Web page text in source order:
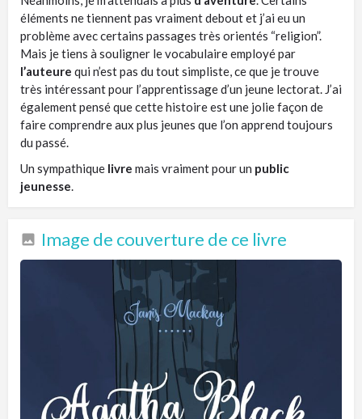
éléments ne tiennent pas vraiment debout et j’ai eu un
problème avec certains passages très orientés “religion”.
Mais je tiens à souligner le vocabulaire employé par
l’auteure qui n’est pas du tout simpliste, ce que je trouve
très intéressant pour l’apprentissage d’un jeune lectorat. J’ai
également pensé que cette histoire est une jolie façon de
faire comprendre aux plus jeunes que l’on apprend toujours
du passé.
Un sympathique livre mais vraiment pour un public
jeunesse
Image de couverture de ce livre